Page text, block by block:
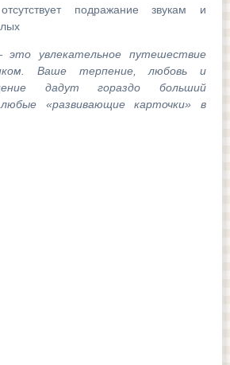
подражание звукам и
увлекательное путешествие
Ваше терпение, любовь и
дадут гораздо больший
«развивающие карточки» в